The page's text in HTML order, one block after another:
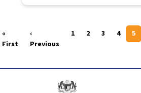
Pagination
«
FirstFirst page
‹
PreviousPrevious page
1 2 3 4 5